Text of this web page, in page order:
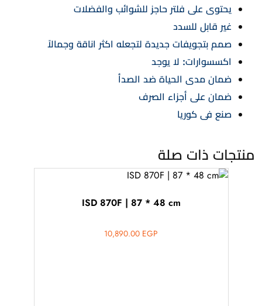
يحتوى على فلتر حاجز للشوائب والفضلات
غير قابل للسدد
صمم بتجويفات جديدة لتجعله اكثر اناقة وجمالاً
اكسسوارات: لا يوجد
ضمان مدى الحياة ضد الصدأ
ضمان على أجزاء الصرف
صنع فى كوريا
منتجات ذات صلة
ISD 870F | 87 * 48 cm
10,890.00 EGP